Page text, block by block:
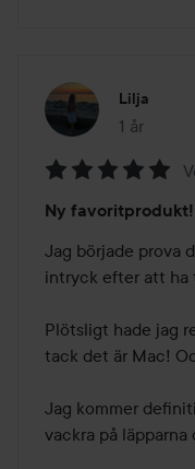
Lilja
1 år
Inlägget
5
av
5
Ny
Jag började prova
intryck efter att ha
Plötsligt hade jag
tack det är Mac!
Jag kommer
vackra på